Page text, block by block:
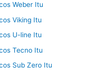
Weber Itu
Viking Itu
U-line Itu
Tecno Itu
Sub Zero Itu